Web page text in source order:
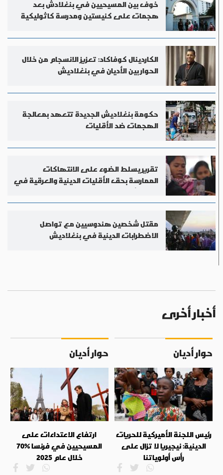
خوف بين المسيحيين في بنغلادش بعد
هجمات على كنيستين ومدرسة كاثوليكية
الكاردينال كوفاكاد: تعزيز الانسجام من خلال
الحوار بين الأديان في بنغلاديش
حكومة بنغلاديش الجديدة تتعهد بمعالجة
الهجمات ضد الأقليات
تقرير يسلط الضوء على الانتهاكات
الممارسة بحق الأقليات الدينية والعرقية في
بنغلادش
مقتل شخصين هندوسيين مع تواصل
الاضطرابات الدينية في بنغلاديش
أخبار أخرى
حوار أديان
رئيس اللجنة الأميركية للحريات
الدينية: نيجيريا لا تزال على
رأس أولوياتنا
حوار أديان
ارتفاع الاعتداءات على
المسيحيين في فرنسا %70
خلال عام 2025